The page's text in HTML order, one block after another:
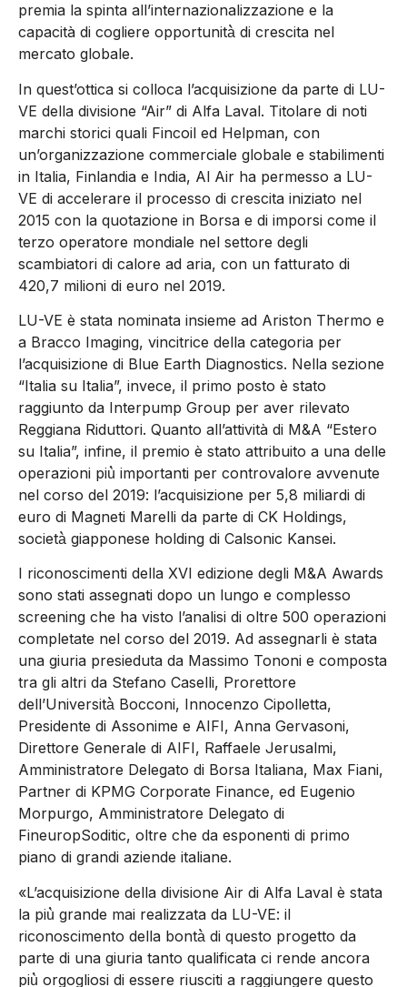
premia la spinta all’internazionalizzazione e la
capacità di cogliere opportunità̀ di crescita nel
mercato globale.
In quest’ottica si colloca l’acquisizione da parte di LU-
VE della divisione “Air” di Alfa Laval. Titolare di noti
marchi storici quali Fincoil ed Helpman, con
un’organizzazione commerciale globale e stabilimenti
in Italia, Finlandia e India, Al Air ha permesso a LU-
VE di accelerare il processo di crescita iniziato nel
2015 con la quotazione in Borsa e di imporsi come il
terzo operatore mondiale nel settore degli
scambiatori di calore ad aria, con un fatturato di
420,7 milioni di euro nel 2019.
LU-VE è stata nominata insieme ad Ariston Thermo e
a Bracco Imaging, vincitrice della categoria per
l’acquisizione di Blue Earth Diagnostics. Nella sezione
“Italia su Italia”, invece, il primo posto è stato
raggiunto da Interpump Group per aver rilevato
Reggiana Riduttori. Quanto all’attività di M&A “Estero
su Italia”, infine, il premio è stato attribuito a una delle
operazioni più̀ importanti per controvalore avvenute
nel corso del 2019: l’acquisizione per 5,8 miliardi di
euro di Magneti Marelli da parte di CK Holdings,
società̀ giapponese holding di Calsonic Kansei.
I riconoscimenti della XVI edizione degli M&A Awards
sono stati assegnati dopo un lungo e complesso
screening che ha visto l’analisi di oltre 500 operazioni
completate nel corso del 2019. Ad assegnarli è stata
una giuria presieduta da Massimo Tononi e composta
tra gli altri da Stefano Caselli, Prorettore
dell’Università̀ Bocconi, Innocenzo Cipolletta,
Presidente di Assonime e AIFI, Anna Gervasoni,
Direttore Generale di AIFI, Raffaele Jerusalmi,
Amministratore Delegato di Borsa Italiana, Max Fiani,
Partner di KPMG Corporate Finance, ed Eugenio
Morpurgo, Amministratore Delegato di
FineuropSoditic, oltre che da esponenti di primo
piano di grandi aziende italiane.
«L’acquisizione della divisione Air di Alfa Laval è stata
la più̀ grande mai realizzata da LU-VE: il
riconoscimento della bontà̀ di questo progetto da
parte di una giuria tanto qualificata ci rende ancora
più̀ orgogliosi di essere riusciti a raggiungere questo